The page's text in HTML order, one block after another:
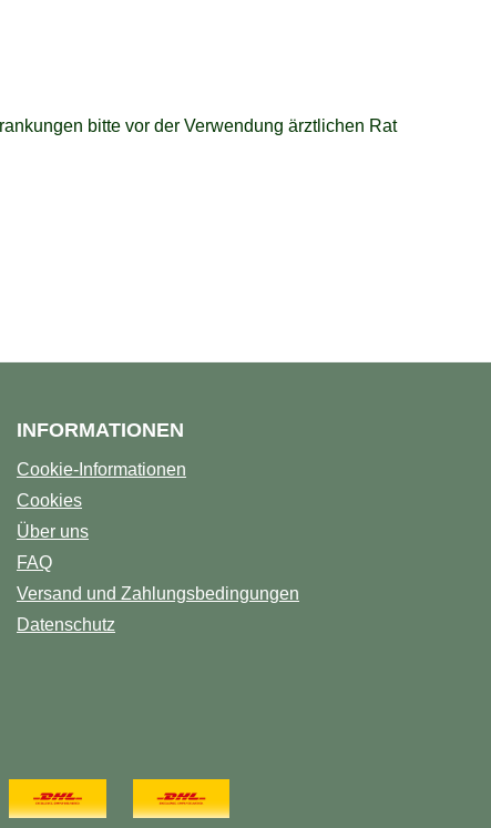
bitte vor der Verwendung ärztlichen Rat
INFORMATIONEN
Cookie-Informationen
Cookies
Über uns
FAQ
Versand und Zahlungsbedingungen
Datenschutz